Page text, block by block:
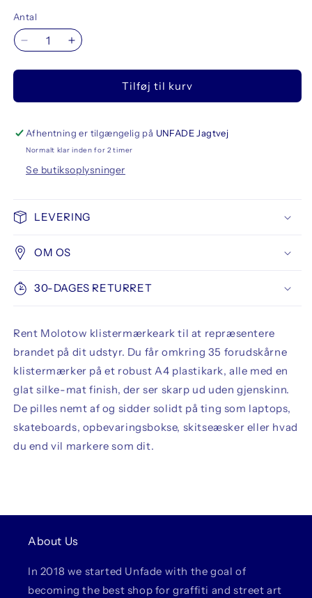
Antal
Reducer
Sticker
Set
A
Øg
Sticker
Set
A
Tilføj til kurv
Afhentning er tilgængelig på UNFADE Jagtvej
Normalt klar inden for 2 timer
Se butiksoplysninger
LEVERING
OM OS
30-DAGES RETURRET
Rent Molotow klistermærkeark til at repræsentere
brandet på dit udstyr. Du får omkring 35 forudskårne
klistermærker på et robust A4 plastikark, alle med en
glat silke-mat finish, der ser skarp ud uden gjenskinn.
De pilles nemt af og sidder solidt på ting som laptops,
skateboards, opbevaringsbokse, skitseæsker eller hvad
du end vil markere som dit.
About Us
In 2018 we started Unfade with the goal of
becoming the best shop for graffiti and street art